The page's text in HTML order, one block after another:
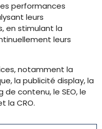
performances
leurs
en stimulant la
leurs
notamment la
la publicité display, la
contenu, le SEO, le
la CRO.